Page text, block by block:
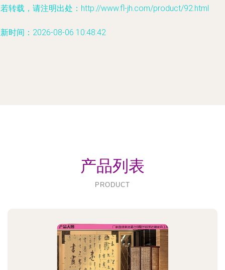
转载，请注明出处：http://www.fl-jh.com/product/92.html
时间：2026-08-06 10:48:42
产品列表
PRODUCT